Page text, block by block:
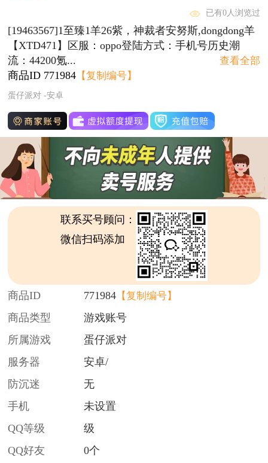
已有0人浏览过
[19463567]1至臻1羊26紫，神裁者安努斯,dongdong羊
【XTD471】区服：oppo登陆方式：手机号历史潮
流：44200氪...
查看全部
商品ID 771984 【复制编号】
蛋仔派对 -安卓
联系买号顾问：
微信扫码添加
商品ID 771984【复制编号】
商品类型
游戏账号
所属游戏
蛋仔派对
服务器
安卓/
防沉迷
无
手机
未设置
QQ等级
级
QQ好友
0个